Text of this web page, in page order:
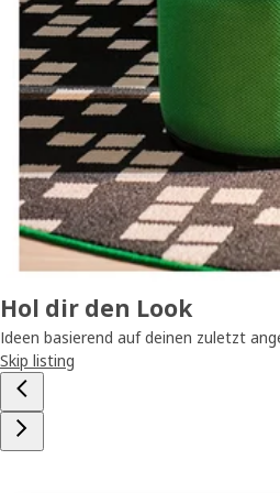
Hol dir den Look
Ideen basierend auf deinen zuletzt
Skip listing